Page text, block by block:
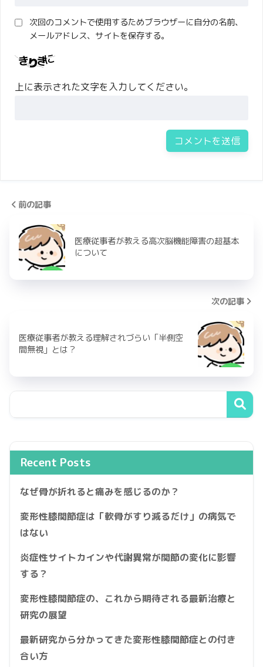
次回のコメントで使用するためブラウザーに自分の名前、
メールアドレス、サイトを保存する。
上に表示された文字を入力してください。
前の記事
医療従事者が教える高次脳機能障害の超基本
について
次の記事
医療従事者が教える理解されづらい「半側空
間無視」とは？
Recent Posts
なぜ骨が折れると痛みを感じるのか？
変形性膝関節症は「軟骨がすり減るだけ」の病気で
はない
炎症性サイトカインや代謝異常が関節の変化に影響
する？
変形性膝関節症の、これから期待される最新治療と
研究の展望
最新研究から分かってきた変形性膝関節症との付き
合い方